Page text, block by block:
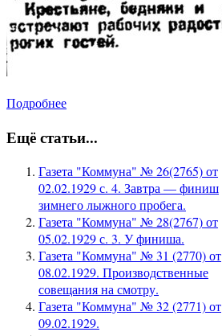
Подробнее
Ещё статьи...
Газета "Коммуна" № 26(2765) от
02.02.1929 с. 4. Завтра — финиш
зимнего лыжного пробега.
Газета "Коммуна" № 28(2767) от
05.02.1929 с. 3. У финиша.
Газета "Коммуна" № 31 (2770) от
08.02.1929. Производственные
совещания на смотру.
Газета "Коммуна" № 32 (2771) от
09.02.1929.